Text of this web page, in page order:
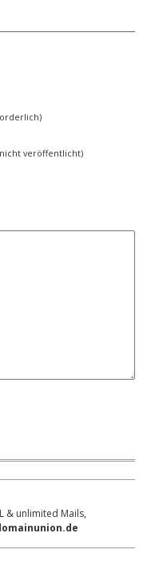
veröffentlicht)
& unlimited Mails,